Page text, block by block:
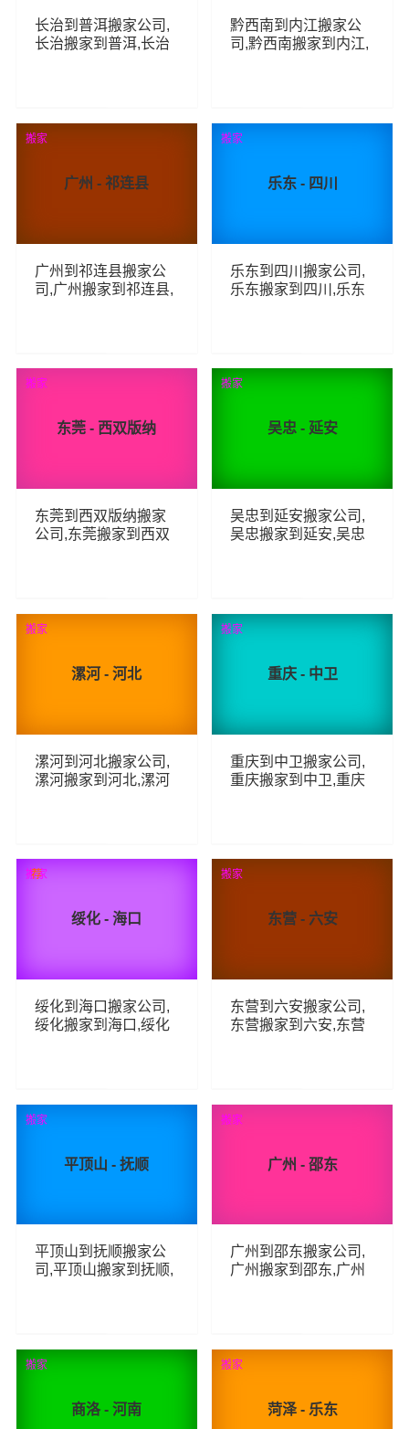
长治到普洱搬家公司,
长治搬家到普洱,长治
67 查看详细
黔西南到内江搬家公
司,黔西南搬家到内江,
65 查看详细
广州 - 祁连县
广州到祁连县搬家公
司,广州搬家到祁连县,
37 查看详细
搬家
乐东 - 四川
乐东到四川搬家公司,
乐东搬家到四川,乐东
80 查看详细
搬家
东莞 - 西双版纳
东莞到西双版纳搬家
公司,东莞搬家到西双
92 查看详细
搬家
吴忠 - 延安
吴忠到延安搬家公司,
吴忠搬家到延安,吴忠
60 查看详细
搬家
漯河 - 河北
漯河到河北搬家公司,
漯河搬家到河北,漯河
74 查看详细
搬家
重庆 - 中卫
重庆到中卫搬家公司,
重庆搬家到中卫,重庆
49 查看详细
搬家
绥化 - 海口
绥化到海口搬家公司,
绥化搬家到海口,绥化
114 查看详细
搬家
荐
东营 - 六安
东营到六安搬家公司,
东营搬家到六安,东营
73 查看详细
搬家
平顶山 - 抚顺
平顶山到抚顺搬家公
司,平顶山搬家到抚顺,
79 查看详细
搬家
广州 - 邵东
广州到邵东搬家公司,
广州搬家到邵东,广州
55 查看详细
搬家
商洛 - 河南
搬家
菏泽 - 乐东
搬家